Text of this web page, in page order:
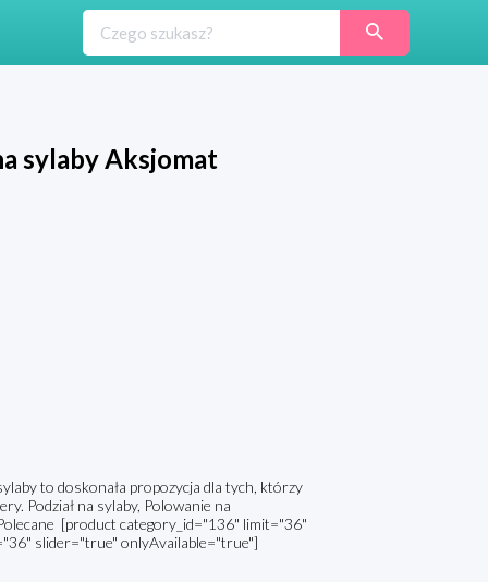
sylaby Aksjomat
to doskonała propozycja dla tych, którzy
Podział na sylaby, Polowanie na
[product category_id="136" limit="36"
slider="true" onlyAvailable="true"]